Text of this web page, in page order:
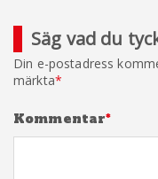
Säg vad du
Din e-postadress
märkta*
Kommentar*